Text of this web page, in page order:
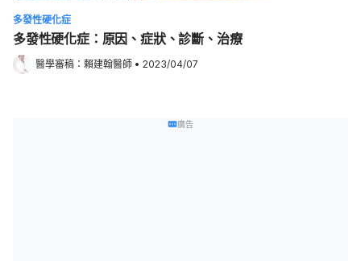
多發性硬化症
多發性硬化症：原因、症狀、診斷、治療
醫學審稿： 賴建翰醫師 • 2023/04/07
廣告